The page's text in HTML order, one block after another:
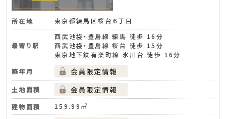
所在地 東京都練馬区桜台６丁目
最寄り駅
西武池袋・豊島線 練馬 徒歩 16分
西武池袋・豊島線 桜台 徒歩 15分
東京地下鉄有楽町線 氷川台 徒歩 16分
築年月
土地面積
建物面積
159.99㎡